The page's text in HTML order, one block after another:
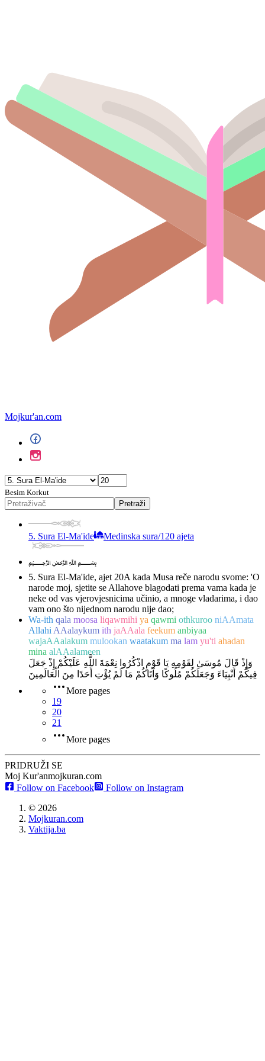
Mojkur'an.com
Besim Korkut
Pretraži
5. Sura El-Ma'ide Medinska sura/120 ajeta
﷽
5. Sura El-Ma'ide, ajet 20A kada Musa reče narodu svome: 'O
narode moj, sjetite se Allahove blagodati prema vama kada je
neke od vas vjerovjesnicima učinio, a mnoge vladarima, i dao
vam ono što nijednom narodu nije dao;
Wa-ith qala moosa liqawmihi ya qawmi othkuroo niAAmata
Allahi AAalaykum ith jaAAala feekum anbiyaa
wajaAAalakum mulookan waatakum ma lam yu'ti ahadan
mina alAAalameen
وَإِذْ قَالَ مُوسَىٰ لِقَوْمِهِ يَا قَوْمِ اذْكُرُوا نِعْمَةَ اللَّهِ عَلَيْكُمْ إِذْ جَعَلَ
فِيكُمْ أَنْبِيَاءَ وَجَعَلَكُمْ مُلُوكًا وَآتَاكُمْ مَا لَمْ يُؤْتِ أَحَدًا مِنَ الْعَالَمِينَ
More pages
19
20
21
More pages
PRIDRUŽI SE
Moj Kur'anmojkuran.com
Follow on Facebook
Follow on Instagram
© 2026
Mojkuran.com
Vaktija.ba